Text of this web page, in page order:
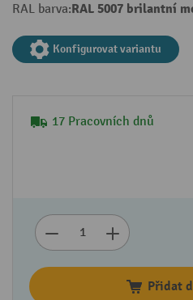
RAL barva:RAL 5007 brilantní
Konfigurovat variantu
17 Pracovních dnů
Přidat